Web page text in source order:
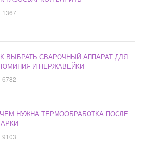
1367
ВЫБРАТЬ СВАРОЧНЫЙ АППАРАТ ДЛЯ
И НЕРЖАВЕЙКИ
6782
НУЖНА ТЕРМООБРАБОТКА ПОСЛЕ
9103